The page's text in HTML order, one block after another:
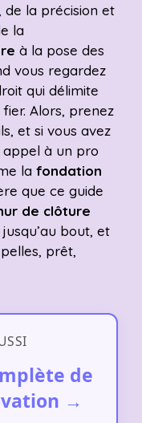
la précision et
la
à la pose des
vous regardez
qui délimite
Alors, prenez
et si vous avez
appel à un pro
la fondation
que ce guide
de clôture
bout, et
prêt,
de
→